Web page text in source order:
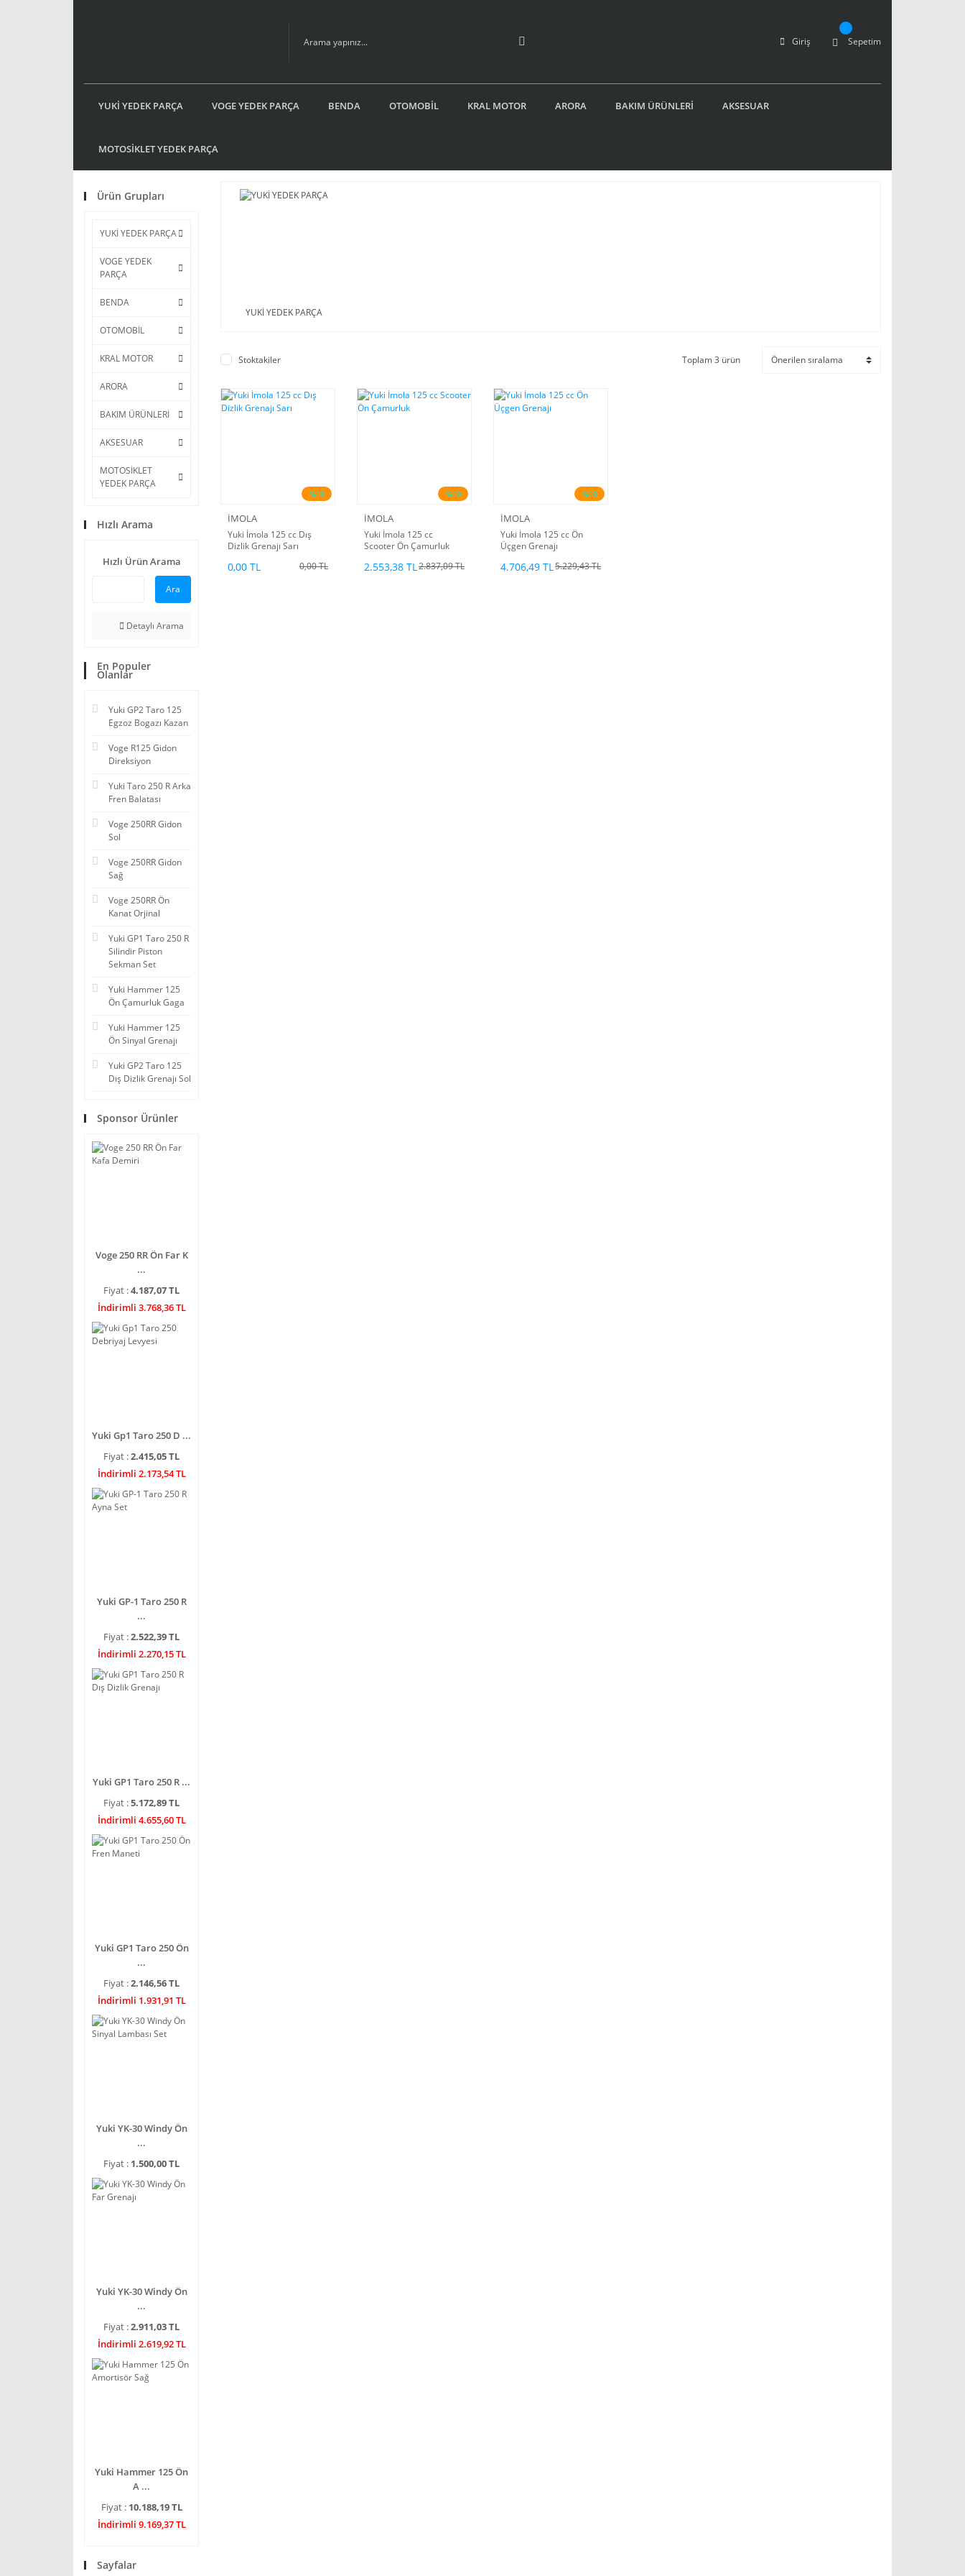
Giriş Sepetim
YUKİ YEDEK PARÇA VOGE YEDEK PARÇA BENDA OTOMOBİL KRAL MOTOR ARORA BAKIM ÜRÜNLERİ AKSESUAR
MOTOSİKLET YEDEK PARÇA
Ürün Grupları
YUKİ YEDEK PARÇA
VOGE YEDEK
PARÇA
BENDA
OTOMOBİL
KRAL MOTOR
ARORA
BAKIM ÜRÜNLERİ
AKSESUAR
MOTOSİKLET
YEDEK PARÇA
Hızlı Arama
Hızlı Ürün Arama
Ara
Detaylı Arama
En Populer
Olanlar
Yuki GP2 Taro 125
Egzoz Bogazı Kazan
Voge R125 Gidon
Direksiyon
Yuki Taro 250 R Arka
Fren Balatası
Voge 250RR Gidon
Sol
Voge 250RR Gidon
Sağ
Voge 250RR Ön
Kanat Orjinal
Yuki GP1 Taro 250 R
Silindir Piston
Sekman Set
Yuki Hammer 125
Ön Çamurluk Gaga
Yuki Hammer 125
Ön Sinyal Grenajı
Yuki GP2 Taro 125
Dış Dizlik Grenajı Sol
Sponsor Ürünler
Voge 250 RR Ön Far K
...
Fiyat :4.187,07 TL
İndirimli 3.768,36 TL
Yuki Gp1 Taro 250 D ...
Fiyat :2.415,05 TL
İndirimli 2.173,54 TL
Yuki GP-1 Taro 250 R
...
Fiyat :2.522,39 TL
İndirimli 2.270,15 TL
Yuki GP1 Taro 250 R ...
Fiyat :5.172,89 TL
İndirimli 4.655,60 TL
Yuki GP1 Taro 250 Ön
...
Fiyat :2.146,56 TL
İndirimli 1.931,91 TL
Yuki YK-30 Windy Ön
...
Fiyat : 1.500,00 TL
Yuki YK-30 Windy Ön
...
Fiyat :2.911,03 TL
İndirimli 2.619,92 TL
Yuki Hammer 125 Ön
A ...
Fiyat : 10.188,19 TL
İndirimli 9.169,37 TL
Sayfalar
YUKİ YEDEK PARÇA
Stoktakiler Toplam 3 ürün
%10
İMOLA
Yuki İmola 125 cc Dış
Dizlik Grenajı Sarı
0,00 TL 0,00 TL
%10
İMOLA
Yuki İmola 125 cc
Scooter Ön Çamurluk
2.553,38 TL 2.837,09 TL
%10
İMOLA
Yuki İmola 125 cc Ön
Üçgen Grenajı
4.706,49 TL 5.229,43 TL